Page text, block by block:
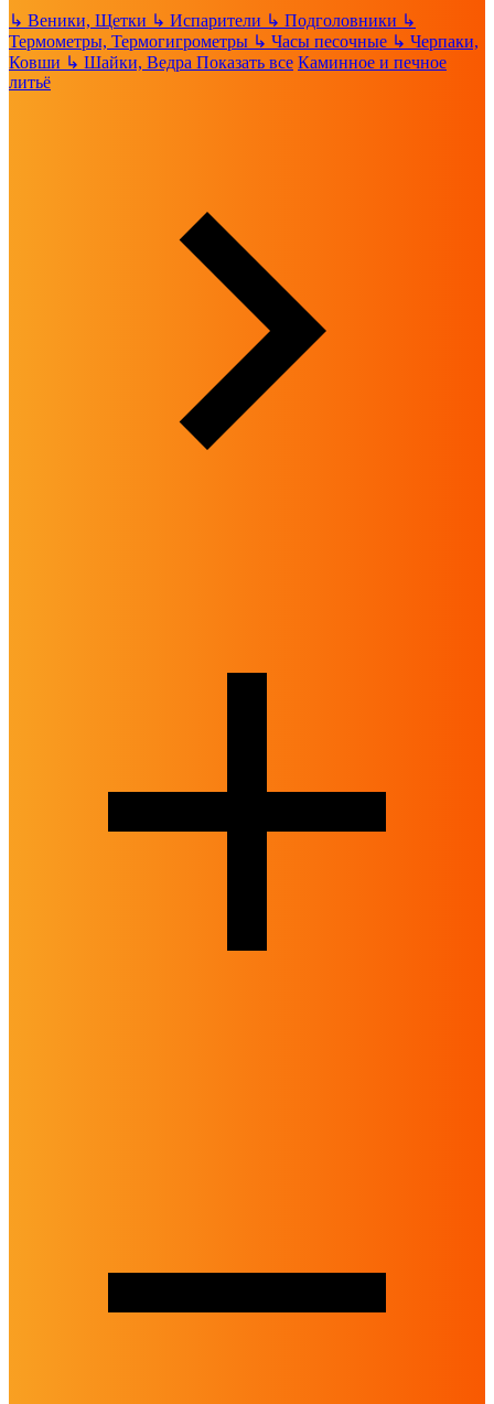
↳ Веники, Щетки ↳ Испарители ↳ Подголовники ↳
Термометры, Термогигрометры ↳ Часы песочные ↳ Черпаки,
Ковши ↳ Шайки, Ведра Показать все Каминное и печное
литьё